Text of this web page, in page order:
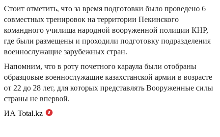
Стоит отметить, что за время подготовки было проведено 6
совместных тренировок на территории Пекинского
командного училища народной вооруженной полиции КНР,
где были размещены и проходили подготовку подразделения
военнослужащие зарубежных стран.
Напомним, что в роту почетного караула были отобраны
образцовые военнослужащие казахстанской армии в возрасте
от 22 до 28 лет, для которых представлять Вооруженные силы
страны не впервой.
ИА Total.kz